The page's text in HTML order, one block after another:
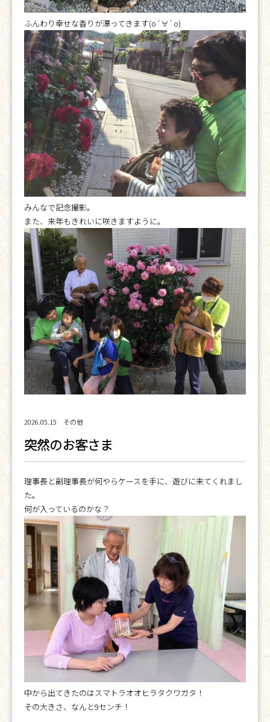
ふんわり幸せな香りが漂ってきます(о´∀`о)
みんなで記念撮影。
また、来年もきれいに咲きますように。
2026.05.15 その他
突然のお客さま
理事長と副理事長が何やらケースを手に、遊びに来てくれまし
た。
何が入っているのかな？
中から出てきたのはスマトラオオヒラタクワガタ！
その大きさ、なんと9センチ！